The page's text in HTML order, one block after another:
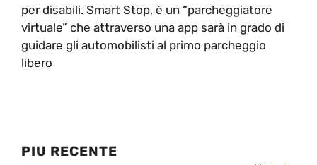
per disabili. Smart Stop, è un “parcheggiatore
virtuale” che attraverso una app sarà in grado di
guidare gli automobilisti al primo parcheggio
libero
PIU RECENTE